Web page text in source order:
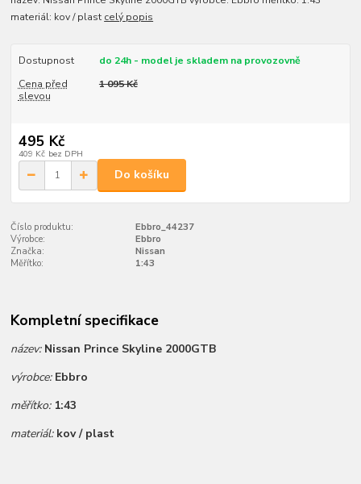
materiál: kov / plast celý popis
Dostupnost
do 24h - model je skladem na provozovně
Cena před
slevou
1 095 Kč
495 Kč
409 Kč bez DPH
Do košíku
Číslo produktu:
Ebbro_44237
Výrobce:
Ebbro
Značka:
Nissan
Měřítko:
1:43
Kompletní specifikace
název: Nissan Prince Skyline 2000GTB
výrobce: Ebbro
měřítko: 1:43
materiál: kov / plast